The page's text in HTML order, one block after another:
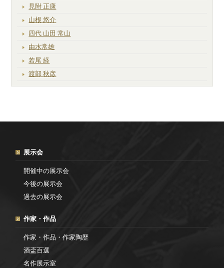
見附 正康
山根 悠介
四代 山田 常山
由水常雄
若尾 経
渡部 秋彦
展示会
開催中の展示会
今後の展示会
過去の展示会
作家・作品
作家・作品・作家陶歴
酒盃百選
名作展示室